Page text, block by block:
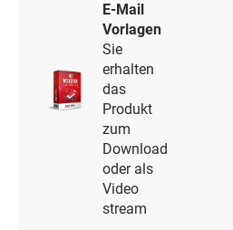
E-Mail
Vorlagen
Sie
erhalten
das
Produkt
zum
Download
oder als
Video
stream